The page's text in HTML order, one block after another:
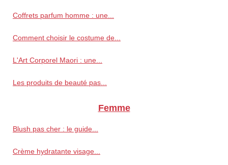
Coffrets parfum homme : une...
Comment choisir le costume de...
L'Art Corporel Maori : une...
Les produits de beauté pas...
Femme
Blush pas cher : le guide...
Crème hydratante visage...